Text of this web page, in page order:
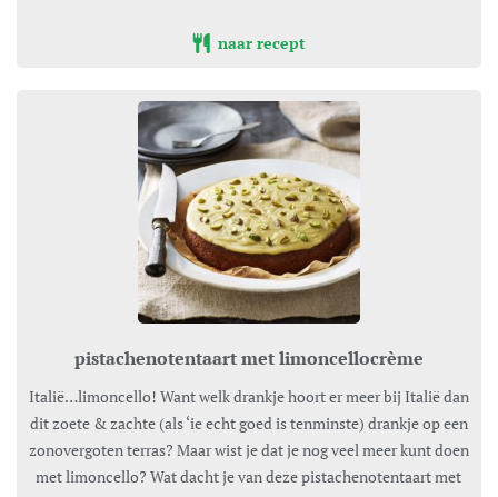
naar recept
pistachenotentaart met limoncellocrème
Italië…limoncello! Want welk drankje hoort er meer bij Italië dan
dit zoete & zachte (als ‘ie echt goed is tenminste) drankje op een
zonovergoten terras? Maar wist je dat je nog veel meer kunt doen
met limoncello? Wat dacht je van deze pistachenotentaart met